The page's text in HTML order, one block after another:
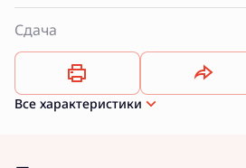
Сдача
Все характеристики